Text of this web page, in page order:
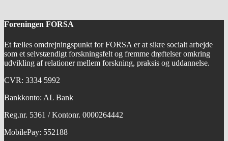
Foreningen FORSA
Et fælles omdrejningspunkt for FORSA er at sikre socialt arbejde
som et selvstændigt forskningsfelt og fremme drøftelser omkring
udvikling af relationer mellem forskning, praksis og uddannelse.
CVR: 3334 5992
Bankkonto: AL Bank
Reg.nr. 5361 / Kontonr. 0000264442
MobilePay: 552188